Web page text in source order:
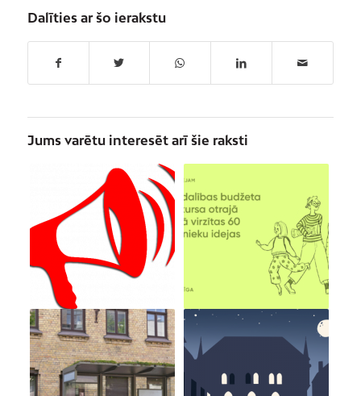
Dalīties ar šo ierakstu
Jums varētu interesēt arī šie raksti